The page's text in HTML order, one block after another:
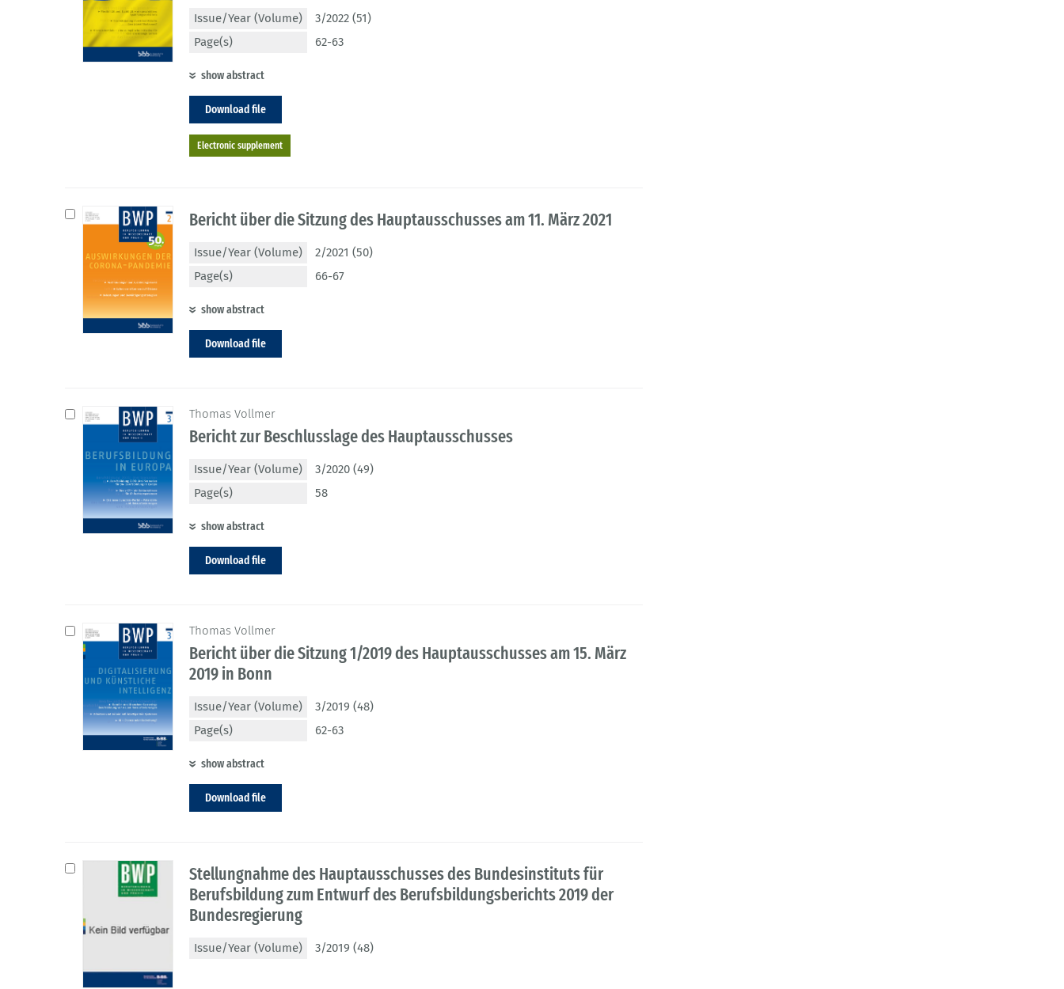
Issue/Year (Volume)
3/2022 (51)
Page(s)
62-63
show abstract
Download file
Electronic supplement
Bericht über die Sitzung des Hauptausschusses am 11. März 2021
Issue/Year (Volume)
2/2021 (50)
Page(s)
66-67
show abstract
Download file
Thomas Vollmer
Bericht zur Beschlusslage des Hauptausschusses
Issue/Year (Volume)
3/2020 (49)
Page(s)
58
show abstract
Download file
Thomas Vollmer
Bericht über die Sitzung 1/2019 des Hauptausschusses am 15. März
2019 in Bonn
Issue/Year (Volume)
3/2019 (48)
Page(s)
62-63
show abstract
Download file
Stellungnahme des Hauptausschusses des Bundesinstituts für
Berufsbildung zum Entwurf des Berufsbildungsberichts 2019 der
Bundesregierung
Issue/Year (Volume) 3/2019 (48)